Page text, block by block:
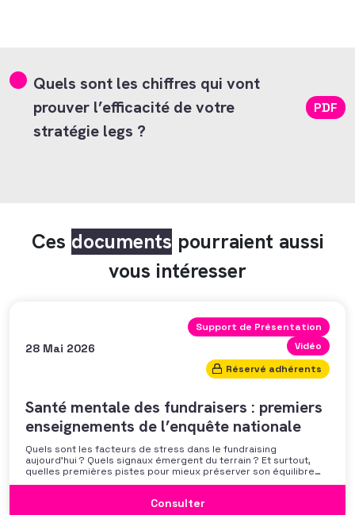
Quels sont les chiffres qui vont
prouver l’efficacité de votre
stratégie legs ?
PDF
Ces documents pourraient aussi
vous intéresser
28 Mai 2026
Support de Présentation
Vidéo
Réservé adhérents
Santé mentale des fundraisers : premiers
enseignements de l’enquête nationale
Quels sont les facteurs de stress dans le fundraising
aujourd’hui ? Quels signaux émergent du terrain ? Et surtout,
quelles premières pistes pour mieux préserver son équilibre
professionnel ? L’AFF vous propose un webinaire pour découvrir
discussion autour des mécanismes
Consulter